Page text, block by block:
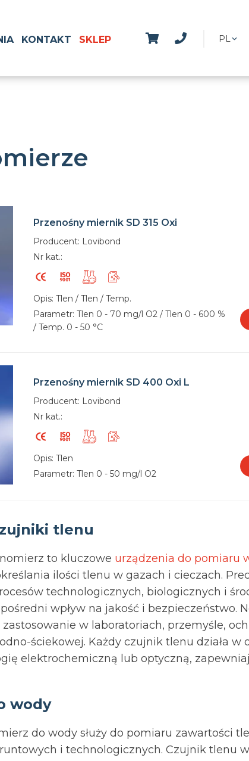
PL
KONTAKT SKLEP
Przenośny miernik SD 315 Oxi
Producent: Lovibond
Nr kat.:
Opis: Tlen / Tlen / Temp.
Parametr: Tlen 0 - 70 mg/l O2 / Tlen 0 - 600 %
/ Temp. 0 - 50 °C
Przenośny miernik SD 400 Oxi L
Producent: Lovibond
Nr kat.:
Opis: Tlen
Parametr: Tlen 0 - 50 mg/l O2
tlenu
to kluczowe urządzenia do pomiaru
ilości tlenu w gazach i cieczach.
technologicznych, biologicznych i
wpływ na jakość i bezpieczeństwo.
w laboratoriach, przemyśle,
ściekowej. Każdy czujnik tlenu działa w
elektrochemiczną lub optyczną,
wody
do wody służy do pomiaru zawartości
i technologicznych. Czujnik tlenu